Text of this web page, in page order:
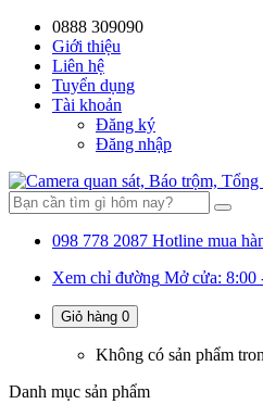
0888 309090
Giới thiệu
Liên hệ
Tuyển dụng
Tài khoản
Đăng ký
Đăng nhập
098 778 2087 Hotline mua
Xem chỉ đường Mở cửa: 8:00
Giỏ hàng 0
Không có sản phẩm
Danh mục sản phẩm